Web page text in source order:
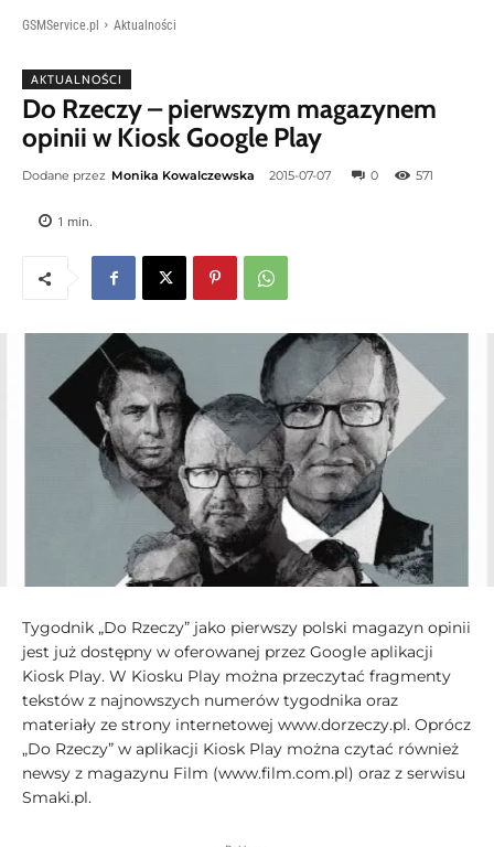
GSMService.pl Aktualności
AKTUALNOŚCI
Do Rzeczy – pierwszym magazynem
opinii w Kiosk Google Play
Dodane przez Monika Kowalczewska 2015-07-07 0 571
1 min.
Tygodnik „Do Rzeczy” jako pierwszy polski magazyn opinii
jest już dostępny w oferowanej przez Google aplikacji
Kiosk Play. W Kiosku Play można przeczytać fragmenty
tekstów z najnowszych numerów tygodnika oraz
materiały ze strony internetowej www.dorzeczy.pl. Oprócz
„Do Rzeczy” w aplikacji Kiosk Play można czytać również
newsy z magazynu Film (www.film.com.pl) oraz z serwisu
Smaki.pl.